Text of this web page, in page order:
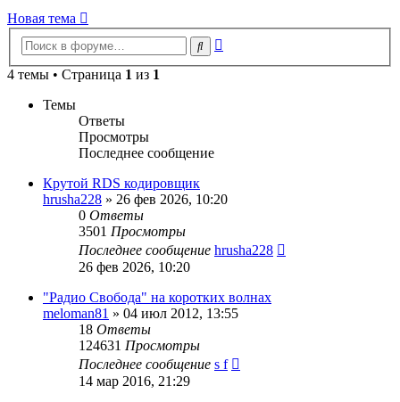
Новая тема
Поиск
4 темы • Страница 1 из 1
Темы
Ответы
Просмотры
Последнее сообщение
Крутой RDS кодировщик
hrusha228 » 26 фев 2026, 10:20
0 Ответы
3501 Просмотры
Последнее сообщение hrusha228
26 фев 2026, 10:20
"Радио Свобода" на коротких волнах
meloman81 » 04 июл 2012, 13:55
18 Ответы
124631 Просмотры
Последнее сообщение s f
14 мар 2016, 21:29